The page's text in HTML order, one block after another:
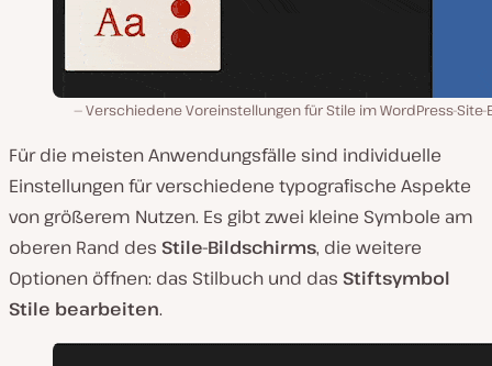
Verschiedene Voreinstellungen für Stile im WordPress-Site-
Für die meisten Anwendungsfälle sind individuelle
Einstellungen für verschiedene typografische Aspekte
von größerem Nutzen. Es gibt zwei kleine Symbole am
oberen Rand des Stile-Bildschirms, die weitere
Optionen öffnen: das Stilbuch und das Stiftsymbol
Stile bearbeiten.